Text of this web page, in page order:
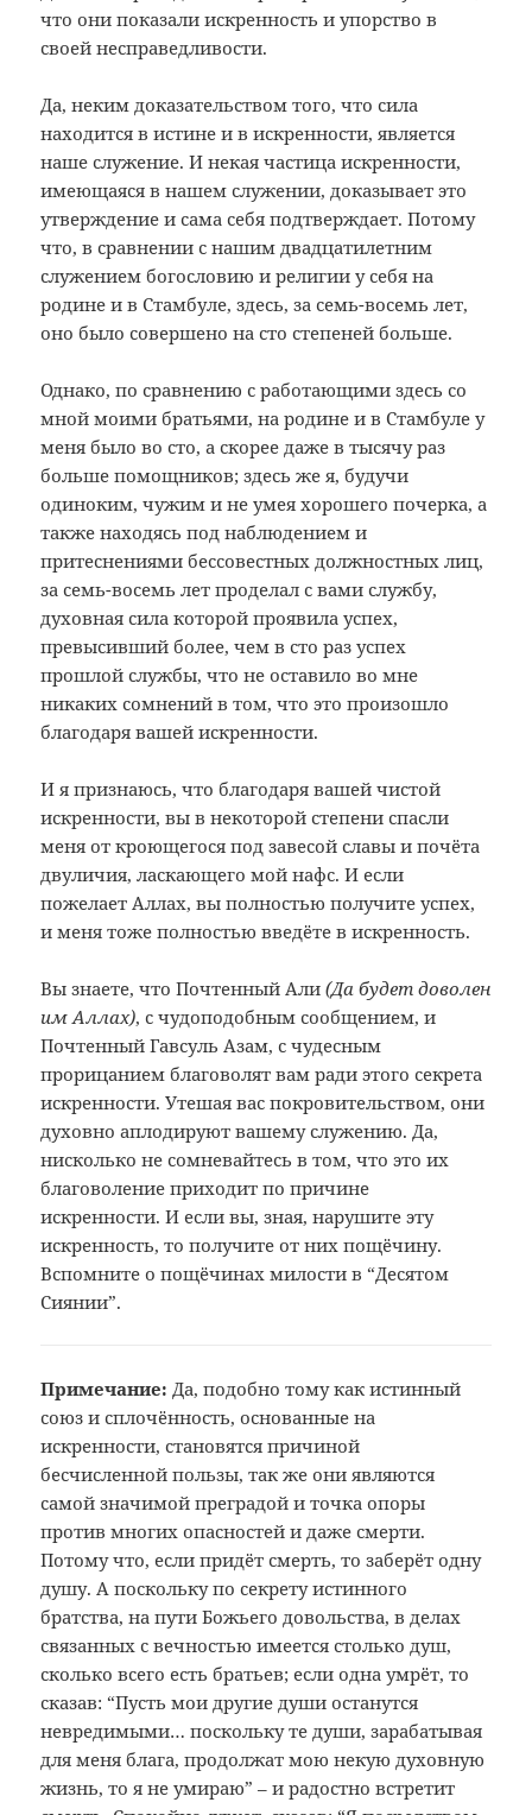
что они показали искренность и упорство в
своей несправедливости.
Да, неким доказательством того, что сила
находится в истине и в искренности, является
наше служение. И некая частица искренности,
имеющаяся в нашем служении, доказывает это
утверждение и сама себя подтверждает. Потому
что, в сравнении с нашим двадцатилетним
служением богословию и религии у себя на
родине и в Стамбуле, здесь, за семь-восемь лет,
оно было совершено на сто степеней больше.
Однако, по сравнению с работающими здесь со
мной моими братьями, на родине и в Стамбуле у
меня было во сто, а скорее даже в тысячу раз
больше помощников; здесь же я, будучи
одиноким, чужим и не умея хорошего почерка, а
также находясь под наблюдением и
притеснениями бессовестных должностных лиц,
за семь-восемь лет проделал с вами службу,
духовная сила которой проявила успех,
превысивший более, чем в сто раз успех
прошлой службы, что не оставило во мне
никаких сомнений в том, что это произошло
благодаря вашей искренности.
И я признаюсь, что благодаря вашей чистой
искренности, вы в некоторой степени спасли
меня от кроющегося под завесой славы и почёта
двуличия, ласкающего мой нафс. И если
пожелает Аллах, вы полностью получите успех,
и меня тоже полностью введёте в искренность.
Вы знаете, что Почтенный Али(Да будет доволен
им Аллах), с чудоподобным сообщением, и
Почтенный Гавсуль Азам, с чудесным
прорицанием благоволят вам ради этого секрета
искренности. Утешая вас покровительством, они
духовно аплодируют вашему служению. Да,
нисколько не сомневайтесь в том, что это их
благоволение приходит по причине
искренности. И если вы, зная, нарушите эту
искренность, то получите от них пощёчину.
Вспомните о пощёчинах милости в “Десятом
Сиянии”.
Примечание: Да, подобно томукак истинный
союз и сплочённость,основанные на
искренности, становятсяпричиной
бесчисленной пользы, так жеони являются
самой значимой преградойи точка опоры
против многих опасностейи даже смерти.
Потому что, если придётсмерть, то заберёт одну
душу. А посколькупо секрету истинного
братства, на путиБожьего довольства, в делах
связанныхс вечностью имеется столько душ,
скольковсего есть братьев; если одна умрёт, то
сказав: “Пусть мои другие души останутся
невредимыми… поскольку те души,зарабатывая
для меня блага, продолжатмою некую духовную
жизнь, то я не умираю”– и радостно встретит